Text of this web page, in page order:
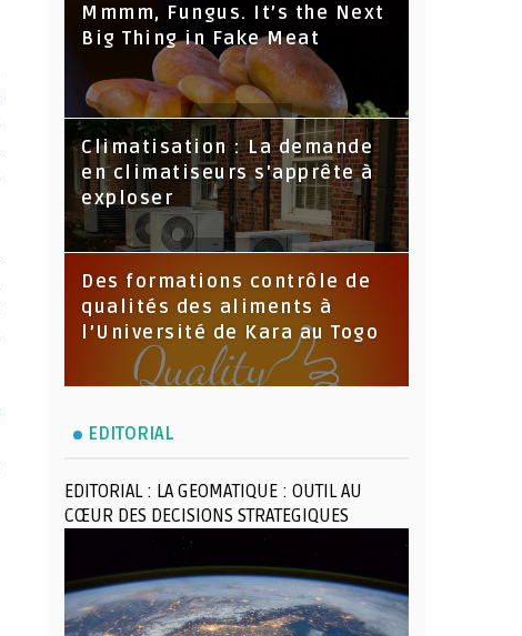
Mmmm, Fungus. It’s the Next
Big Thing in Fake Meat
Climatisation : La demande
en climatiseurs s'apprête à
exploser
Des formations contrôle de
qualités des aliments à
l’Université de Kara au Togo
EDITORIAL
EDITORIAL : LA GEOMATIQUE : OUTIL AU
CŒUR DES DECISIONS STRATEGIQUES